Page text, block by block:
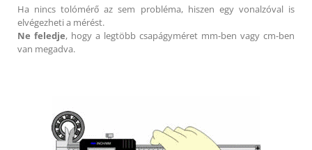
Ha nincs tolómérő az sem probléma, hiszen egy vonalzóval is
elvégezheti a mérést.
Ne feledje, hogy a legtöbb csapágyméret mm-ben vagy cm-ben
van megadva.